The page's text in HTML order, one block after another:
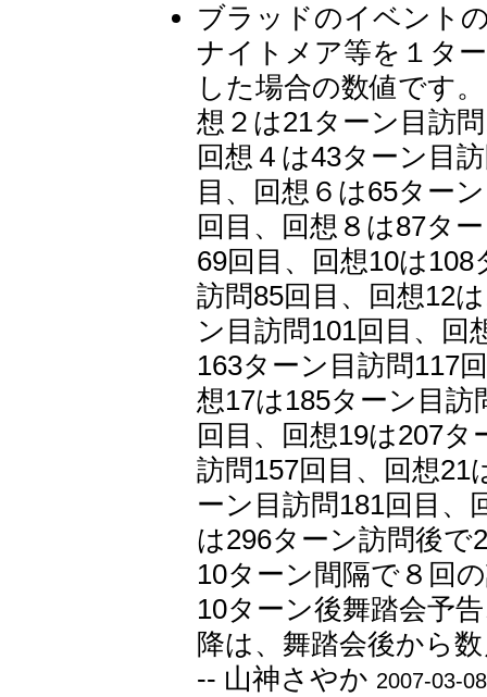
ブラッドのイベント
ナイトメア等を１タ
した場合の数値です
想２は21ターン目訪
回想４は43ターン目
目、回想６は65ター
回目、回想８は87タ
69回目、回想10は
訪問85回目、回想12
ン目訪問101回目、回
163ターン目訪問117
想17は185ターン目訪
回目、回想19は207
訪問157回目、回想21
ーン目訪問181回目、
は296ターン訪問後で
10ターン間隔で８回
10ターン後舞踏会予
降は、舞踏会後から
-- 山神さやか 2007-03-